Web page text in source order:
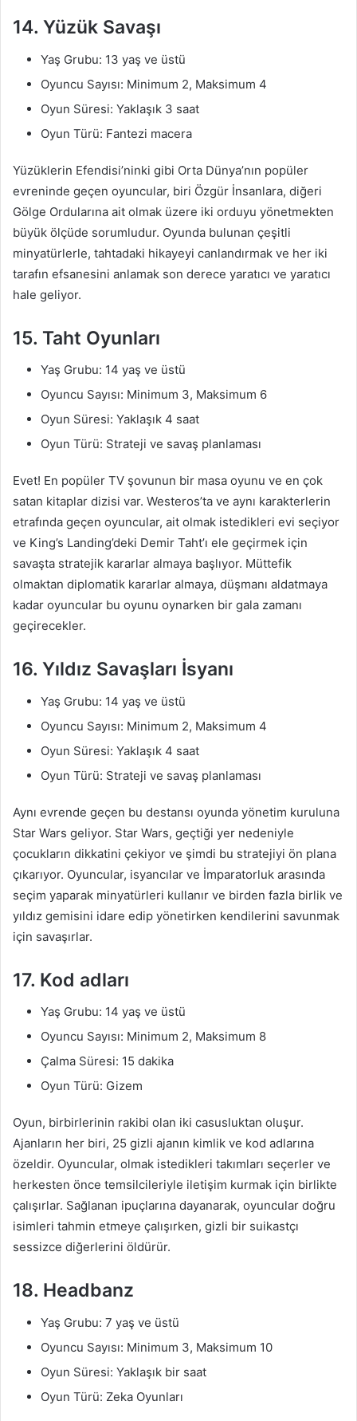
14. Yüzük Savaşı
Yaş Grubu: 13 yaş ve üstü
Oyuncu Sayısı: Minimum 2, Maksimum 4
Oyun Süresi: Yaklaşık 3 saat
Oyun Türü: Fantezi macera
Yüzüklerin Efendisi’ninki gibi Orta Dünya’nın popüler
evreninde geçen oyuncular, biri Özgür İnsanlara, diğeri
Gölge Ordularına ait olmak üzere iki orduyu yönetmekten
büyük ölçüde sorumludur. Oyunda bulunan çeşitli
minyatürlerle, tahtadaki hikayeyi canlandırmak ve her iki
tarafın efsanesini anlamak son derece yaratıcı ve yaratıcı
hale geliyor.
15. Taht Oyunları
Yaş Grubu: 14 yaş ve üstü
Oyuncu Sayısı: Minimum 3, Maksimum 6
Oyun Süresi: Yaklaşık 4 saat
Oyun Türü: Strateji ve savaş planlaması
Evet! En popüler TV şovunun bir masa oyunu ve en çok
satan kitaplar dizisi var. Westeros’ta ve aynı karakterlerin
etrafında geçen oyuncular, ait olmak istedikleri evi seçiyor
ve King’s Landing’deki Demir Taht’ı ele geçirmek için
savaşta stratejik kararlar almaya başlıyor. Müttefik
olmaktan diplomatik kararlar almaya, düşmanı aldatmaya
kadar oyuncular bu oyunu oynarken bir gala zamanı
geçirecekler.
16. Yıldız Savaşları İsyanı
Yaş Grubu: 14 yaş ve üstü
Oyuncu Sayısı: Minimum 2, Maksimum 4
Oyun Süresi: Yaklaşık 4 saat
Oyun Türü: Strateji ve savaş planlaması
Aynı evrende geçen bu destansı oyunda yönetim kuruluna
Star Wars geliyor. Star Wars, geçtiği yer nedeniyle
çocukların dikkatini çekiyor ve şimdi bu stratejiyi ön plana
çıkarıyor. Oyuncular, isyancılar ve İmparatorluk arasında
seçim yaparak minyatürleri kullanır ve birden fazla birlik ve
yıldız gemisini idare edip yönetirken kendilerini savunmak
için savaşırlar.
17. Kod adları
Yaş Grubu: 14 yaş ve üstü
Oyuncu Sayısı: Minimum 2, Maksimum 8
Çalma Süresi: 15 dakika
Oyun Türü: Gizem
Oyun, birbirlerinin rakibi olan iki casusluktan oluşur.
Ajanların her biri, 25 gizli ajanın kimlik ve kod adlarına
özeldir. Oyuncular, olmak istedikleri takımları seçerler ve
herkesten önce temsilcileriyle iletişim kurmak için birlikte
çalışırlar. Sağlanan ipuçlarına dayanarak, oyuncular doğru
isimleri tahmin etmeye çalışırken, gizli bir suikastçı
sessizce diğerlerini öldürür.
18. Headbanz
Yaş Grubu: 7 yaş ve üstü
Oyuncu Sayısı: Minimum 3, Maksimum 10
Oyun Süresi: Yaklaşık bir saat
Oyun Türü: Zeka Oyunları